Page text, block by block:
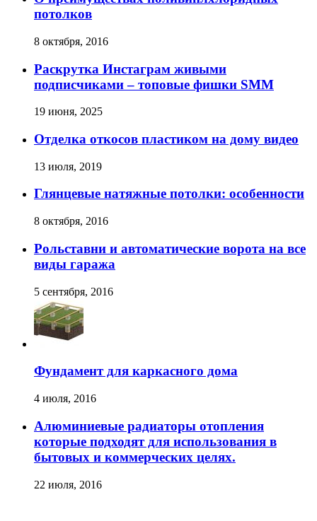
потолков
8 октября, 2016
Раскрутка Инстаграм живыми
подписчиками – топовые фишки SMM
19 июня, 2025
Отделка откосов пластиком на дому видео
13 июля, 2019
Глянцевые натяжные потолки: особенности
8 октября, 2016
Рольставни и автоматические ворота на все
виды гаража
5 сентября, 2016
Фундамент для каркасного дома
4 июля, 2016
Алюминиевые радиаторы отопления
которые подходят для использования в
бытовых и коммерческих целях.
22 июля, 2016